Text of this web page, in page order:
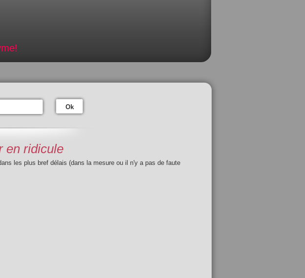
Ok
en ridicule
les plus bref délais (dans la mesure ou il n'y a pas de faute